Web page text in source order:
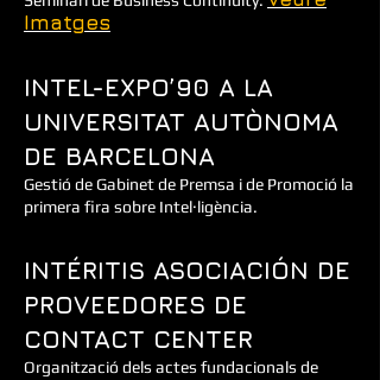
Imatges
INTEL-EXPO’90 A LA
UNIVERSITAT AUTÒNOMA
DE BARCELONA
Gestió de Gabinet de Premsa i de Promoció la
primera fira sobre Intel·ligència.
INTÉRITIS ASOCIACIÓN DE
PROVEEDORES DE
CONTACT CENTER
Organització dels actes fundacionals de